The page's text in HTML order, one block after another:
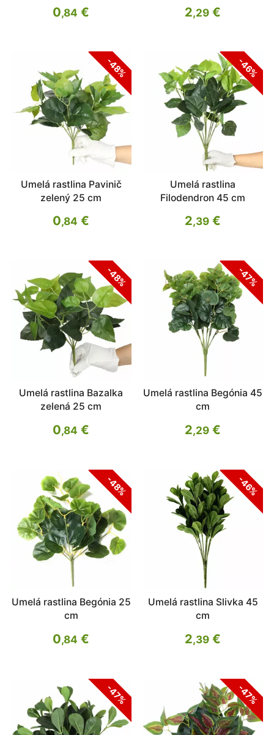
0,84 € 2,29 €
-48%
Umelá rastlina Pavinič
zelený 25 cm
0,84 €
-46%
Umelá rastlina
Filodendron 45 cm
2,39 €
-48%
Umelá rastlina Bazalka
zelená 25 cm
0,84 €
-47%
Umelá rastlina Begónia 45
cm
2,29 €
-48%
Umelá rastlina Begónia 25
cm
0,84 €
-46%
Umelá rastlina Slivka 45
cm
2,39 €
-47% -47%